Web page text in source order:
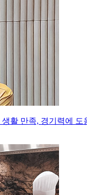
생활 만족, 경기력에 도